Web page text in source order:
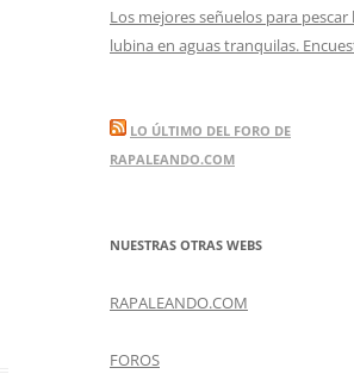
Los mejores señuelos para pescar
lubina en aguas tranquilas.
LO ÚLTIMO DEL FORO DE
RAPALEANDO.COM
NUESTRAS OTRAS WEBS
RAPALEANDO.COM
FOROS